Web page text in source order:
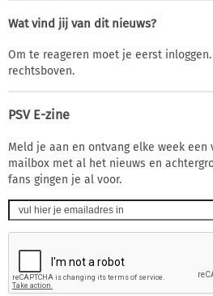
Wat vind jij van dit nieuws?
Om te reageren moet je eerst
rechtsboven.
PSV E-zine
Meld je aan en ontvang elke week een
mailbox met al het nieuws en
fans gingen je al voor.